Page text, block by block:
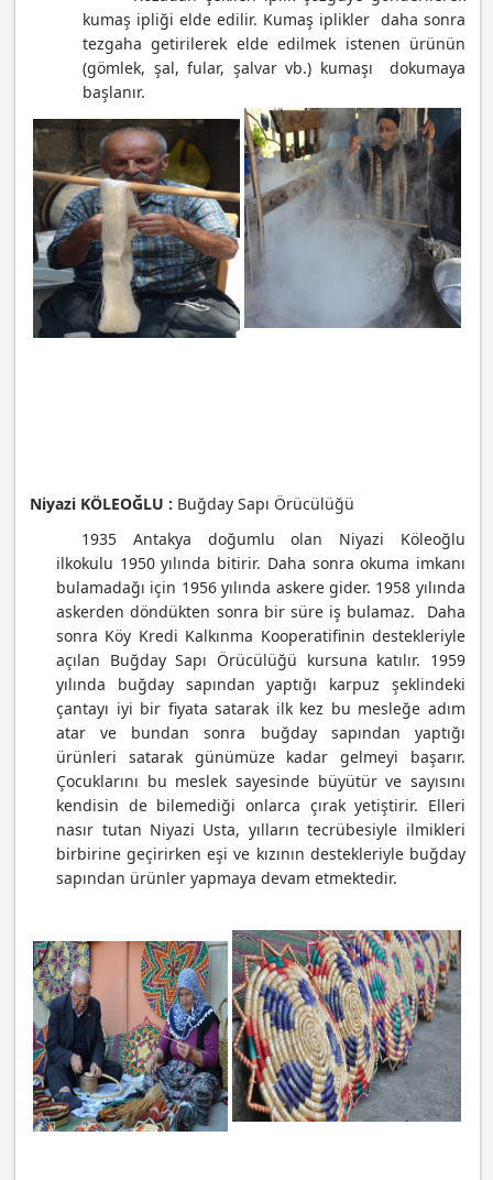
kumaş ipliği elde edilir. Kumaş iplikler daha sonra
tezgaha getirilerek elde edilmek istenen ürünün
(gömlek, şal, fular, şalvar vb.) kumaşı dokumaya
başlanır.
Niyazi KÖLEOĞLU : Buğday Sapı Örücülüğü
1935 Antakya doğumlu olan Niyazi Köleoğlu
ilkokulu 1950 yılında bitirir. Daha sonra okuma imkanı
bulamadağı için 1956 yılında askere gider. 1958 yılında
askerden döndükten sonra bir süre iş bulamaz. Daha
sonra Köy Kredi Kalkınma Kooperatifinin destekleriyle
açılan Buğday Sapı Örücülüğü kursuna katılır. 1959
yılında buğday sapından yaptığı karpuz şeklindeki
çantayı iyi bir fiyata satarak ilk kez bu mesleğe adım
atar ve bundan sonra buğday sapından yaptığı
ürünleri satarak günümüze kadar gelmeyi başarır.
Çocuklarını bu meslek sayesinde büyütür ve sayısını
kendisin de bilemediği onlarca çırak yetiştirir. Elleri
nasır tutan Niyazi Usta, yılların tecrübesiyle ilmikleri
birbirine geçirirken eşi ve kızının destekleriyle buğday
sapından ürünler yapmaya devam etmektedir.